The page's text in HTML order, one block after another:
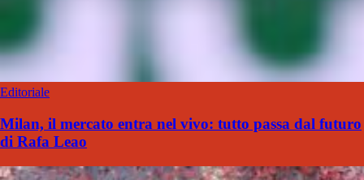
Editoriale
Milan, il mercato entra nel vivo: tutto passa dal futuro
di Rafa Leao